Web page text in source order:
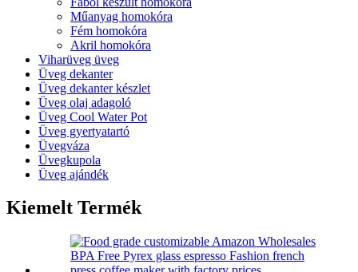
Műanyag homokóra
Fém homokóra
Akril homokóra
Viharüveg üveg
Üveg dekanter
Üveg dekanter készlet
Üveg olaj adagoló
Üveg Cool Water Pot
Üveg gyertyatartó
Üvegváza
Üvegkupola
Üveg ajándék
Kiemelt Termék